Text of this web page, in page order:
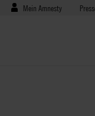
Benutzermenü
Mein Amnesty